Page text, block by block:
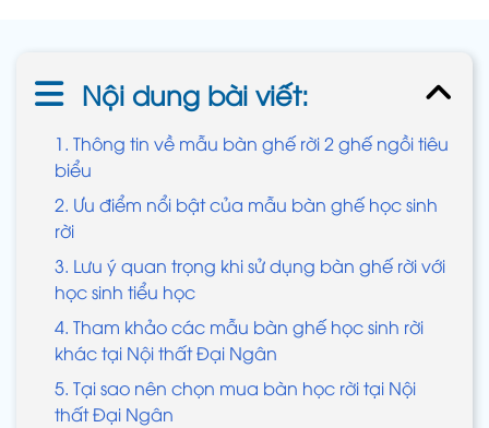
Nội dung bài viết:
1. Thông tin về mẫu bàn ghế rời 2 ghế ngồi tiêu
biểu
2. Ưu điểm nổi bật của mẫu bàn ghế học sinh
rời
3. Lưu ý quan trọng khi sử dụng bàn ghế rời với
học sinh tiểu học
4. Tham khảo các mẫu bàn ghế học sinh rời
khác tại Nội thất Đại Ngân
5. Tại sao nên chọn mua bàn học rời tại Nội
thất Đại Ngân